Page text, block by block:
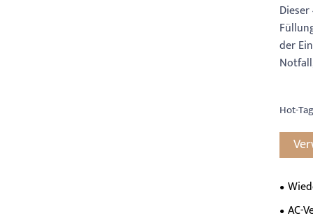
der
Hot-
AC-